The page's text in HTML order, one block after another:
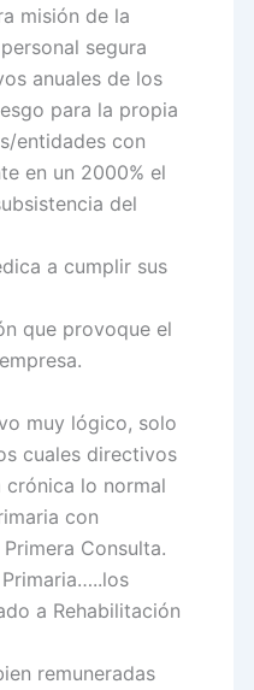
misión de la
segura
anuales de los
para la propia
entidades con
en un 2000% el
del
a cumplir sus
que provoque el
muy lógico, solo
cuales directivos
crónica lo normal
con
Consulta.
a Rehabilitación
remuneradas